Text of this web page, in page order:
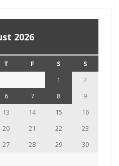
2026
T F S
S
1
2
6 7 8
9
13 14 15
16
20 21 22
23
27 28 29
30